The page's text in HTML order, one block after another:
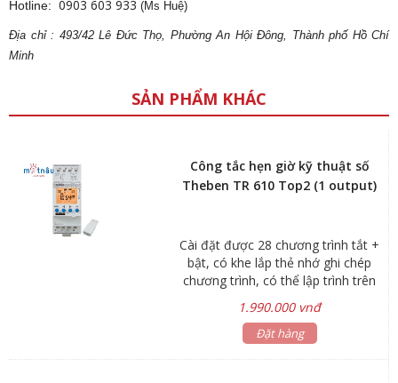
Hotline: 0903 603 933 (Ms Huệ)
Địa chỉ : 493/42 Lê Đức Thọ, Phường An Hội Đông, Thành phố Hồ Chí
Minh
SẢN PHẨM KHÁC
Công tắc hẹn giờ kỹ thuật số
Theben TR 610 Top2 (1 output)
Cài đặt được 28 chương trình tắt +
bật, có khe lắp thẻ nhớ ghi chép
chương trình, có thể lập trình trên
(không kèm thẻ nhớ)
1.990.000 vnđ
Đặt hàng